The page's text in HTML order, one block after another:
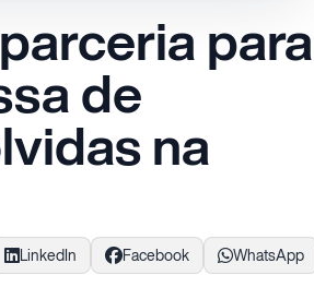
para
de
na
LinkedIn Facebook WhatsApp